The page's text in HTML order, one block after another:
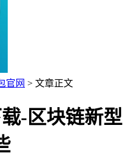
官网 > 文章正文
-区块链新型